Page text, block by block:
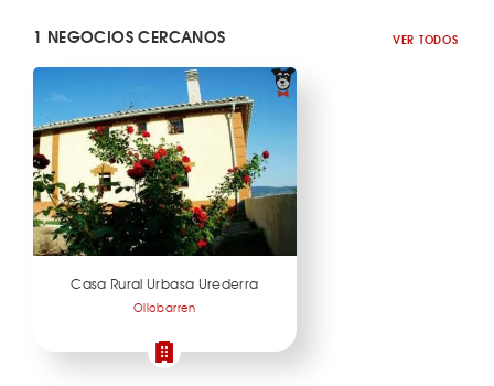
1 NEGOCIOS CERCANOS VER TODOS
Casa Rural Urbasa Urederra
Ollobarren